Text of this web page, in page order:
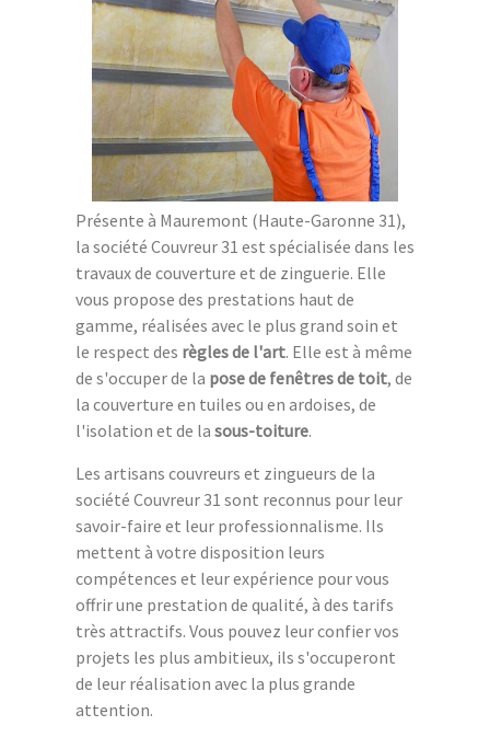
Présente à Mauremont (Haute-Garonne 31),
la société Couvreur 31 est spécialisée dans les
travaux de couverture et de zinguerie. Elle
vous propose des prestations haut de
gamme, réalisées avec le plus grand soin et
le respect des règles de l'art. Elle est à même
de s'occuper de la pose de fenêtres de toit, de
la couverture en tuiles ou en ardoises, de
l'isolation et de la sous-toiture.
Les artisans couvreurs et zingueurs de la
société Couvreur 31 sont reconnus pour leur
savoir-faire et leur professionnalisme. Ils
mettent à votre disposition leurs
compétences et leur expérience pour vous
offrir une prestation de qualité, à des tarifs
très attractifs. Vous pouvez leur confier vos
projets les plus ambitieux, ils s'occuperont
de leur réalisation avec la plus grande
attention.